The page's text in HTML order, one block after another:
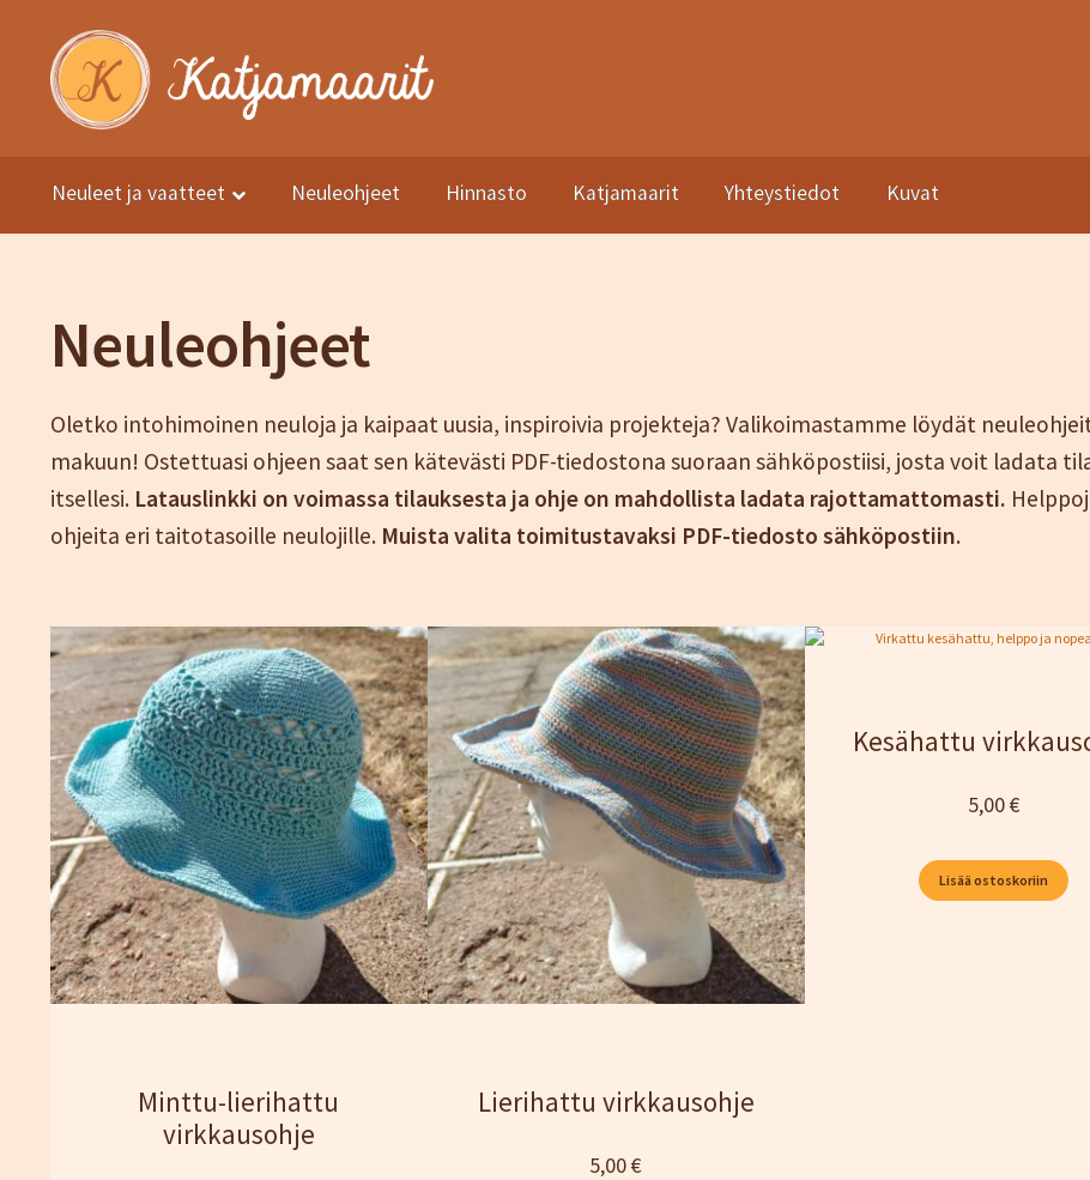
Siirry
navigointiin
Siirry
sisältöön
Neuleet ja vaatteet Neuleohjeet Hinnasto Katjamaarit Yhteystiedot Kuvat
EtusivuKuvatNeuleet ja vaatteetNeuleohjeetKauppaHinnastoKassaKatjamaaritNaisten vaatteetNeuleetOma tili
Neuleohjeet
Oletko intohimoinen neuloja ja kaipaat uusia, inspiroivia projekteja? Valikoimastamme löydät
makuun! Ostettuasi ohjeen saat sen kätevästi PDF-tiedostona suoraan sähköpostiisi, josta voit ladata
itsellesi. Latauslinkki on voimassa tilauksesta ja ohje on mahdollista ladata rajottamattomasti.
ohjeita eri taitotasoille neulojille. Muista valita toimitustavaksi PDF-tiedosto sähköpostiin.
Minttu-lierihattu
virkkausohje
Lierihattu virkkausohje
5,00€
Kesähattu
5,00€
Lisää ostoskoriin